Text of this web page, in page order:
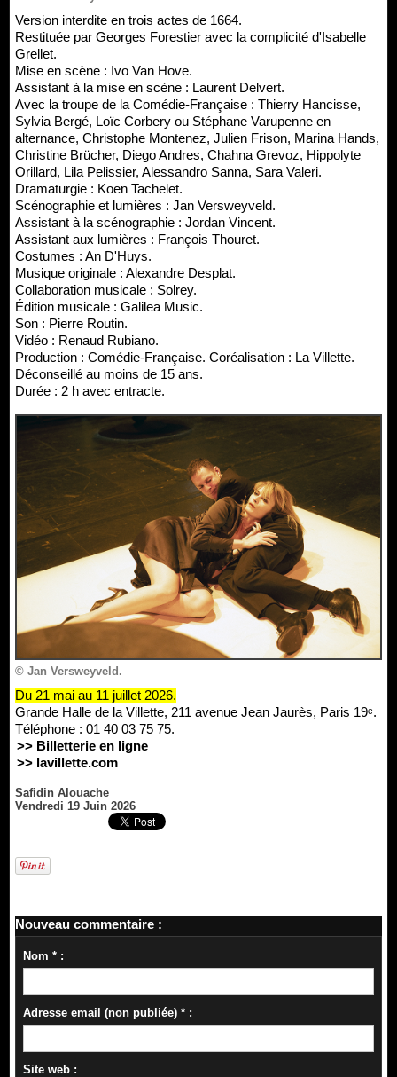
Version interdite en trois actes de 1664.
Restituée par Georges Forestier avec la complicité d'Isabelle
Grellet.
Mise en scène : Ivo Van Hove.
Assistant à la mise en scène : Laurent Delvert.
Avec la troupe de la Comédie-Française : Thierry Hancisse,
Sylvia Bergé, Loïc Corbery ou Stéphane Varupenne en
alternance, Christophe Montenez, Julien Frison, Marina Hands,
Christine Brücher, Diego Andres, Chahna Grevoz, Hippolyte
Orillard, Lila Pelissier, Alessandro Sanna, Sara Valeri.
Dramaturgie : Koen Tachelet.
Scénographie et lumières : Jan Versweyveld.
Assistant à la scénographie : Jordan Vincent.
Assistant aux lumières : François Thouret.
Costumes : An D'Huys.
Musique originale : Alexandre Desplat.
Collaboration musicale : Solrey.
Édition musicale : Galilea Music.
Son : Pierre Routin.
Vidéo : Renaud Rubiano.
Production : Comédie-Française. Coréalisation : La Villette.
Déconseillé au moins de 15 ans.
Durée : 2 h avec entracte.
© Jan Versweyveld.
Du 21 mai au 11 juillet 2026.
Grande Halle de la Villette, 211 avenue Jean Jaurès, Paris 19ᵉ.
Téléphone : 01 40 03 75 75.
>> Billetterie en ligne
>> lavillette.com
Safidin Alouache
Vendredi 19 Juin 2026
Nouveau commentaire :
Nom * :
Adresse email (non publiée) * :
Site web :